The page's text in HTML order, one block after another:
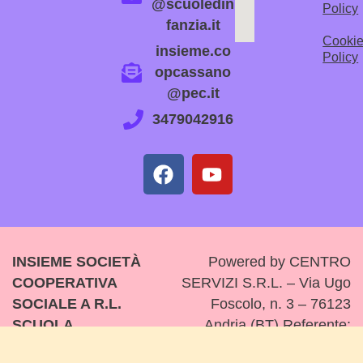
@scuoledin
fanzia.it
insieme.co
opcassano
@pec.it
3479042916
Policy
Policy
INSIEME SOCIETÀ
COOPERATIVA
SOCIALE A R.L.
SCUOLA
Powered by CENTRO
SERVIZI S.R.L. – Via Ugo
Foscolo, n. 3 – 76123
Andria (BT) Referente: